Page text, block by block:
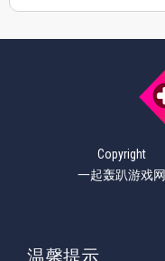
Copyright
一起轰趴游戏网
温馨提示